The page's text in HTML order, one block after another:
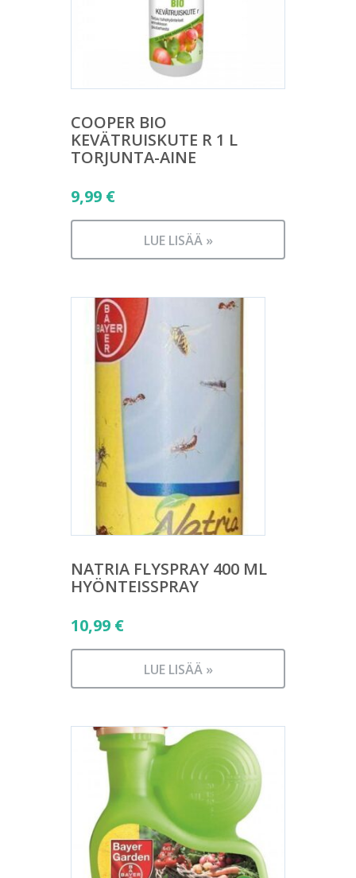
COOPER BIO
KEVÄTRUISKUTE R 1 L
TORJUNTA-AINE
9,99 €
LUE LISÄÄ »
NATRIA FLYSPRAY 400 ML
HYÖNTEISSPRAY
10,99 €
LUE LISÄÄ »